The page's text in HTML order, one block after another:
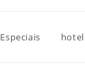
Especiais hotel